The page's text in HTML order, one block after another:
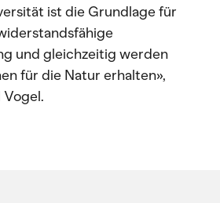
ist die Grundlage für
und gleichzeitig werden
für die Natur erhalten»,